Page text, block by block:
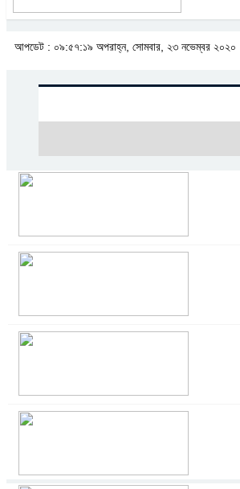
আপডেট : ০৯:৫৭:১৯ অপরাহ্ন, সোমবার, ২৩ নভেম্বর ২০২০